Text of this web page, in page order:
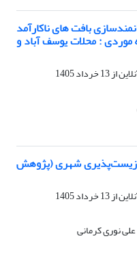
بافت های ناکارآمد
موردی : محلات یوسف آباد و
از13 خرداد 1405
بر زیست‌پذیری شهری (پژوهش
از13 خرداد 1405
نوری کرمانی